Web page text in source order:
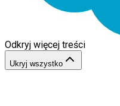
Odkryj więcej treści
Ukryj wszystko